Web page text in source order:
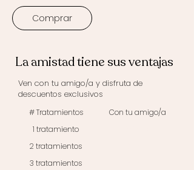
Comprar
La amistad tiene sus ventajas
Ven con tu amigo/a y disfruta de
descuentos exclusivos
# Tratamientos
Con tu amigo/a
1 tratamiento
2 tratamientos
3 tratamientos